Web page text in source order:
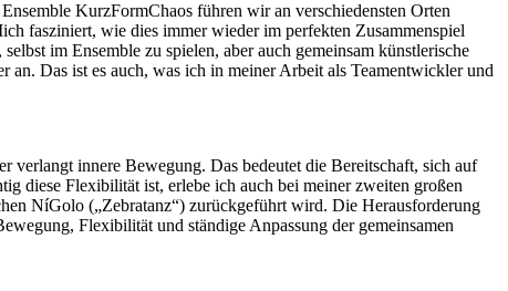
KurzFormChaos führen wir an verschiedensten Orten
fasziniert, wie dies immer wieder im perfekten Zusammenspiel
im Ensemble zu spielen, aber auch gemeinsam künstlerische
an. Das ist es auch, was ich in meiner Arbeit als Teamentwickler und
verlangt innere Bewegung. Das bedeutet die Bereitschaft, sich auf
diese Flexibilität ist, erlebe ich auch bei meiner zweiten großen
NíGolo („Zebratanz“) zurückgeführt wird. Die Herausforderung
Flexibilität und ständige Anpassung der gemeinsamen